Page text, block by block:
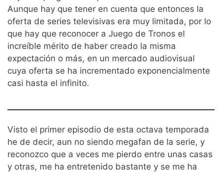
Aunque hay que tener en cuenta que entonces la
oferta de series televisivas era muy limitada, por lo
que hay que reconocer a Juego de Tronos el
increíble mérito de haber creado la misma
expectación o más, en un mercado audiovisual
cuya oferta se ha incrementado exponencialmente
casi hasta el infinito.
Visto el primer episodio de esta octava temporada
he de decir, aun no siendo megafan de la serie, y
reconozco que a veces me pierdo entre unas casas
y otras, me ha entretenido bastante y se me ha